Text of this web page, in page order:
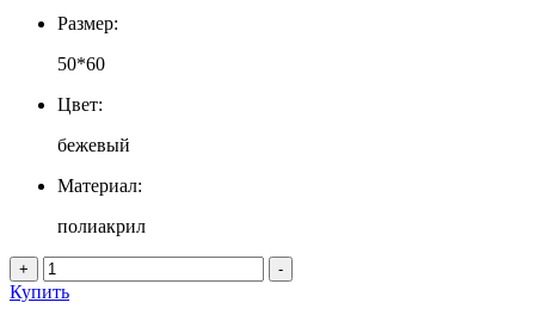
Размер:
50*60
Цвет:
бежевый
Материал:
полиакрил
+ -
Купить